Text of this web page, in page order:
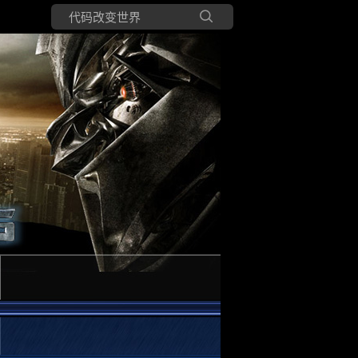
所有博客
当前博客